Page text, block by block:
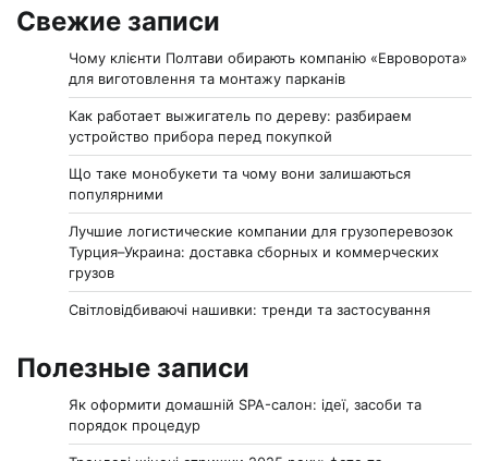
Свежие записи
Чому клієнти Полтави обирають компанію «Евроворота»
для виготовлення та монтажу парканів
Как работает выжигатель по дереву: разбираем
устройство прибора перед покупкой
Що таке монобукети та чому вони залишаються
популярними
Лучшие логистические компании для грузоперевозок
Турция–Украина: доставка сборных и коммерческих
грузов
Світловідбиваючі нашивки: тренди та застосування
Полезные записи
Як оформити домашній SPA-салон: ідеї, засоби та
порядок процедур